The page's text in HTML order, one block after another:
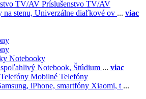
Príslušenstvo TV/AV
stenu, Univerzálne diaľkové ov ... viac
Notebooky
Notebook, Štúdium ... viac
Mobilné Telefóny
iPhone, smartfóny Xiaomi, t ...